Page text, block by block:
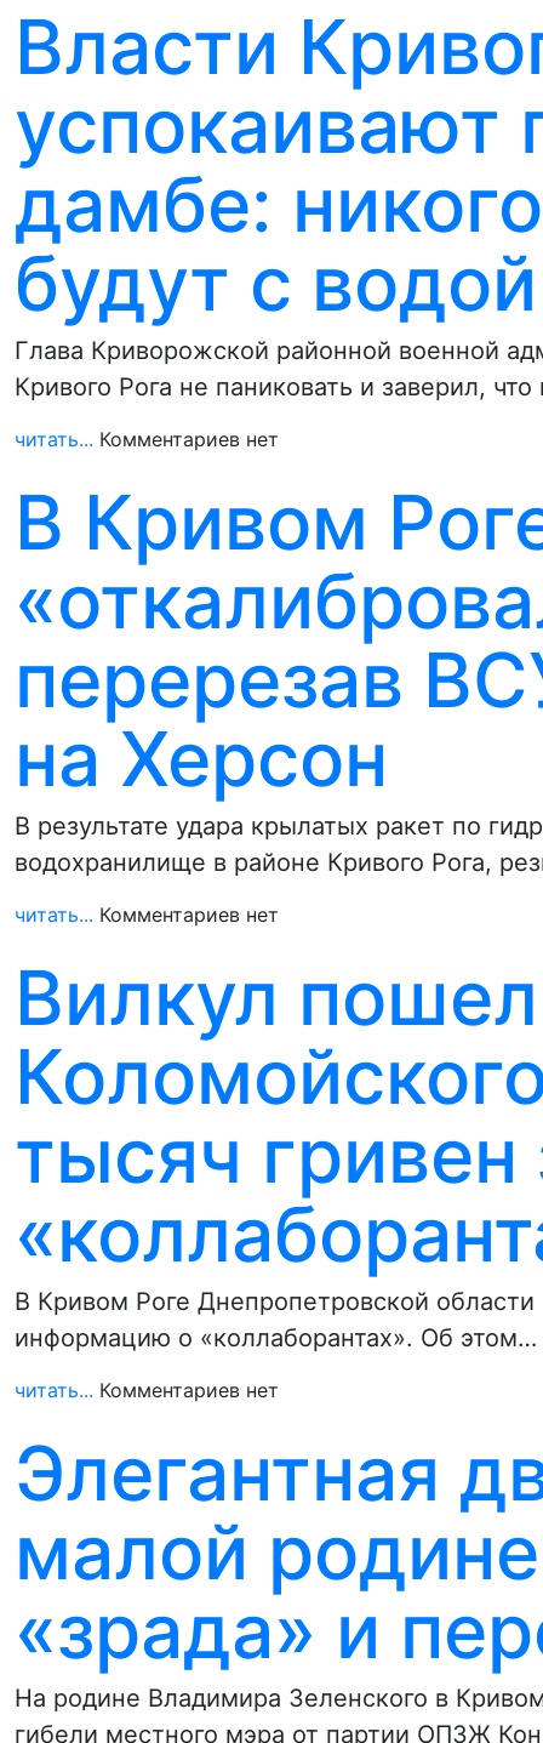
Власти
успокаивают
дамбе:
будут с водой
Глава Криворожской районной военной
Кривого Рога не паниковать и заверил,
читать... Комментариев нет
В Кривом
перерезав
на Херсон
В результате удара крылатых ракет по
водохранилище в районе Кривого Рога,
читать... Комментариев нет
Вилкул
тысяч гривен
В Кривом Роге Днепропетровской
информацию о «коллаборантах». Об этом…
читать... Комментариев нет
Элегантная
малой
«зрада» и
На родине Владимира Зеленского в
гибели местного мэра от партии ОПЗЖ